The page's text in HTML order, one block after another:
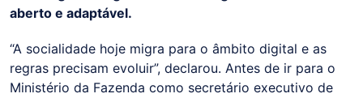
aberto e adaptável.
“A socialidade hoje migra para o âmbito digital e as
regras precisam evoluir”, declarou. Antes de ir para o
Ministério da Fazenda como secretário executivo de